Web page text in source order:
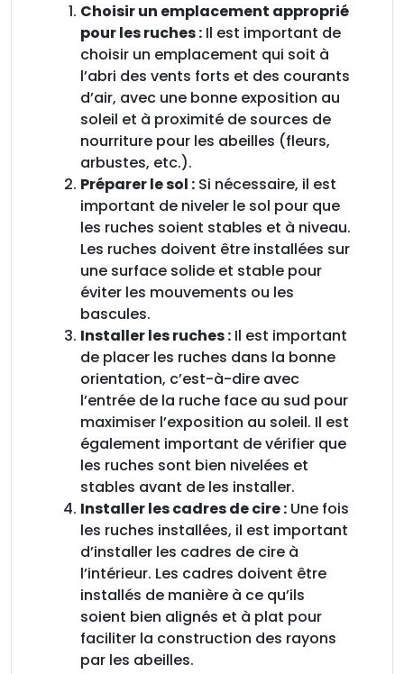
Choisir un emplacement approprié
pour les ruches : Il est important de
choisir un emplacement qui soit à
l’abri des vents forts et des courants
d’air, avec une bonne exposition au
soleil et à proximité de sources de
nourriture pour les abeilles (fleurs,
arbustes, etc.).
Préparer le sol : Si nécessaire, il est
important de niveler le sol pour que
les ruches soient stables et à niveau.
Les ruches doivent être installées sur
une surface solide et stable pour
éviter les mouvements ou les
bascules.
Installer les ruches : Il est important
de placer les ruches dans la bonne
orientation, c’est-à-dire avec
l’entrée de la ruche face au sud pour
maximiser l’exposition au soleil. Il est
également important de vérifier que
les ruches sont bien nivelées et
stables avant de les installer.
Installer les cadres de cire : Une fois
les ruches installées, il est important
d’installer les cadres de cire à
l’intérieur. Les cadres doivent être
installés de manière à ce qu’ils
soient bien alignés et à plat pour
faciliter la construction des rayons
par les abeilles.